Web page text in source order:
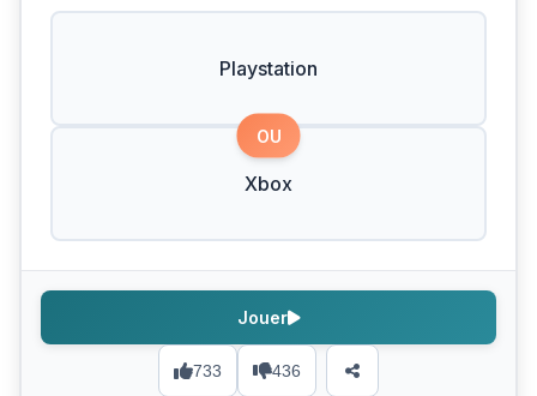
Playstation
OU
Xbox
733 436
Jouer